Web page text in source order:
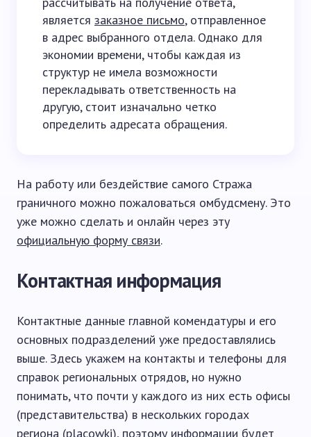
является заказное письмо, отправленное
в адрес выбранного отдела. Однако для
экономии времени, чтобы каждая из
структур не имела возможности
перекладывать ответственность на
другую, стоит изначально четко
определить адресата обращения.
На работу или бездействие самого Стража
граничного можно пожаловаться омбудсмену. Это
уже можно сделать и онлайн через эту
официальную форму связи.
Контактная информация
Контактные данные главной комендатуры и его
основных подразделений уже предоставлялись
выше. Здесь укажем на контакты и телефоны для
справок региональных отрядов, но нужно
понимать, что почти у каждого из них есть офисы
(представительства) в нескольких городах
региона (placowki), поэтому информации будет